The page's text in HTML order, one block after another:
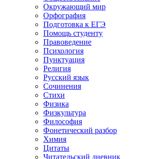
Окружающий мир
Орфография
Подготовка к ЕГЭ
Помощь студенту
Правоведение
Психология
Пунктуация
Религия
Русский язык
Сочинения
Стихи
Физика
Физкультура
Философия
Фонетический разбор
Химия
Цитаты
Читательский дневник